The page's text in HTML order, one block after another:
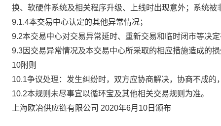
换、软硬件系统及相关程序升级、上线时出现意外；系统
9.1.4本交易中心认定的其他异常情况；
9.2本交易中心对交易异常延时、重新交易和临时闭市等决
9.3因交易异常情况及本交易中心所采取的相应措施造成的
10附则
10.1争议处理：发生纠纷时，双方应协商解决，协商不成
10.2本规则未尽事宜以循环宝及其他相关交易规则为准。
上海欧冶供应链有限公司 2020年6月10日颁布